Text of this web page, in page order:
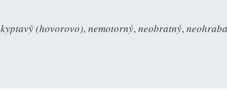
kyptavý (hovorovo), nemotorný, neobratný,